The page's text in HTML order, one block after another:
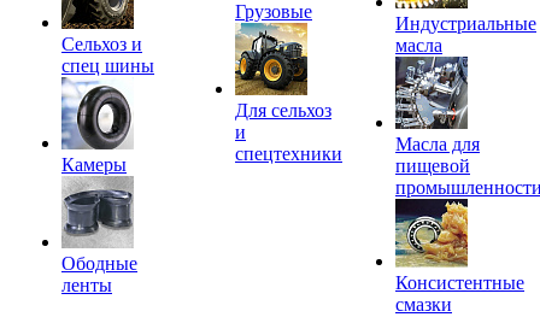
Сельхоз и
спец шины
Камеры
Ободные
ленты
Грузовые
Для сельхоз
и
спецтехники
Индустриальные
масла
Масла для
пищевой
Консистентные
смазки